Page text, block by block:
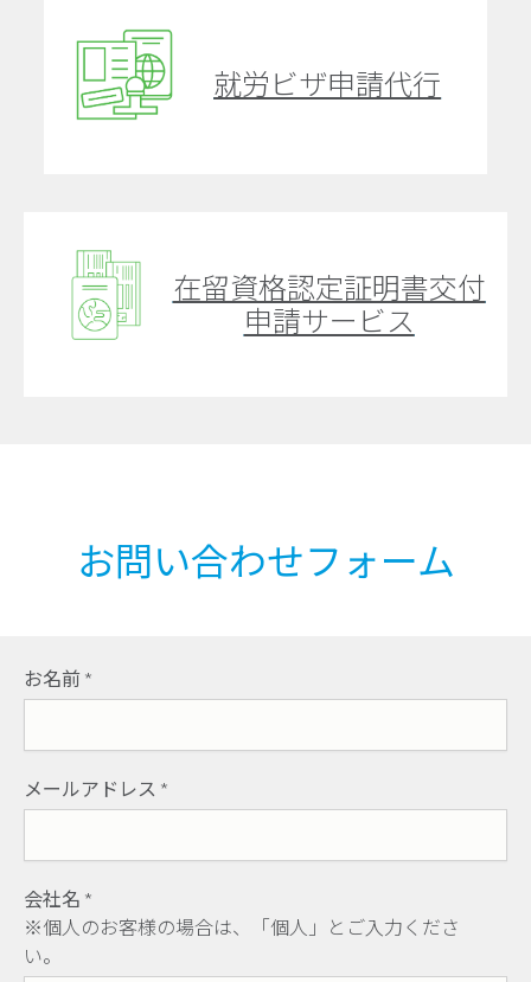
就労ビザ申請代行
在留資格認定証明書交付
申請サービス
お問い合わせフォーム
お名前 *
メールアドレス *
会社名 *
※個人のお客様の場合は、「個人」とご入力くださ
い。